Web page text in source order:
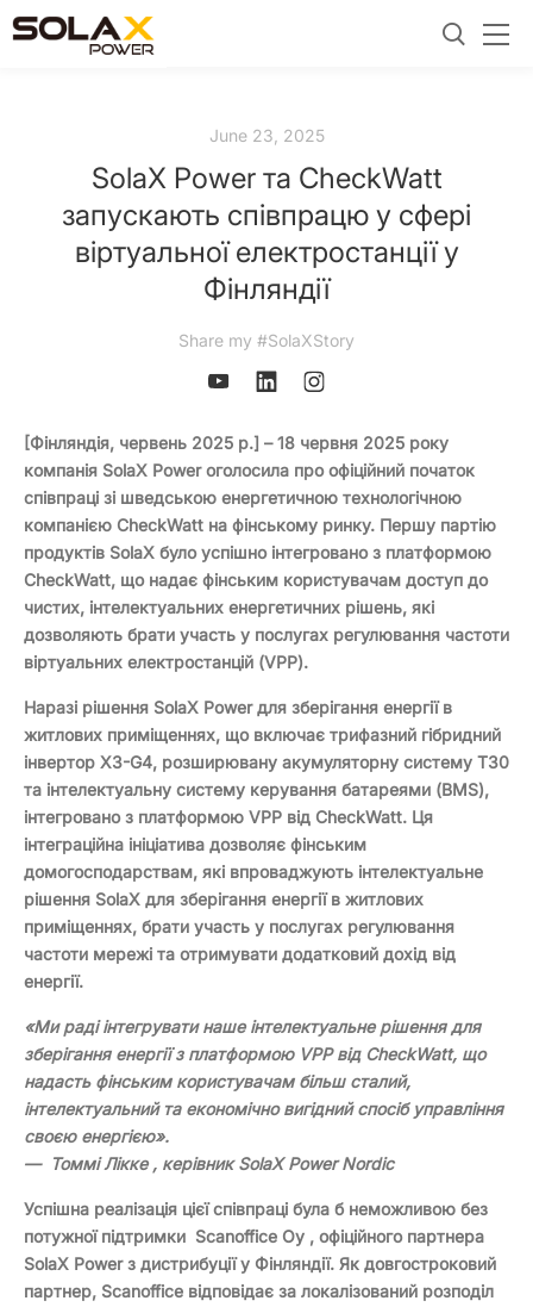
June 23, 2025
SolaX Power та CheckWatt
запускають співпрацю у сфері
віртуальної електростанції у
Фінляндії
Share my #SolaXStory
[Фінляндія, червень 2025 р.] – 18 червня 2025 року
компанія SolaX Power оголосила про офіційний початок
співпраці зі шведською енергетичною технологічною
компанією CheckWatt на фінському ринку. Першу партію
продуктів SolaX було успішно інтегровано з платформою
CheckWatt, що надає фінським користувачам доступ до
чистих, інтелектуальних енергетичних рішень, які
дозволяють брати участь у послугах регулювання частоти
віртуальних електростанцій (VPP).
Наразі рішення SolaX Power для зберігання енергії в
житлових приміщеннях, що включає трифазний гібридний
інвертор X3-G4, розширювану акумуляторну систему T30
та інтелектуальну систему керування батареями (BMS),
інтегровано з платформою VPP від CheckWatt. Ця
інтеграційна ініціатива дозволяє фінським
домогосподарствам, які впроваджують інтелектуальне
рішення SolaX для зберігання енергії в житлових
приміщеннях, брати участь у послугах регулювання
частоти мережі та отримувати додатковий дохід від
енергії.
«Ми раді інтегрувати наше інтелектуальне рішення для
зберігання енергії з платформою VPP від CheckWatt, що
надасть фінським користувачам більш сталий,
інтелектуальний та економічно вигідний спосіб управління
своєю енергією».
— Томмі Лікке, керівник SolaX Power Nordic
Успішна реалізація цієї співпраці була б неможливою без
потужної підтримки Scanoffice Oy , офіційного партнера
SolaX Power з дистрибуції у Фінляндії. Як довгостроковий
партнер, Scanoffice відповідає за локалізований розподіл